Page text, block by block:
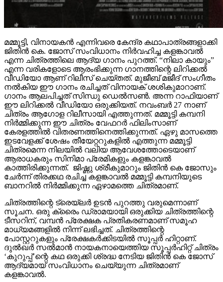
മമ്മൂട്ടി, വിനായകൻ എന്നിവരെ കേന്ദ്ര കഥാപാത്രങ്ങളാക്കി
ജിതിൻ കെ. ജോസ് സംവിധാനം നിർവഹിച്ച കളങ്കാവൽ
എന്ന ചിത്രത്തിലെ ആദ്യ ഗാനം പുറത്ത്. “നിലാ കായും”
എന്ന വരികളോടെ ആരംഭിക്കുന്ന ഗാനത്തിന്റെ ലിറിക്കൽ
വീഡിയോ ആണ് റിലീസ് ചെയ്തത്. മുജീബ് മജീദ് സംഗീതം
നൽകിയ ഈ ഗാനം രചിച്ചത് വിനായക് ശശികുമാറാണ്.
ഗാനം ആലപിച്ചത് സിന്ധു ഡെൽസൺ. അന്ന റാഫിയാണ്
ഈ ലിറിക്കൽ വീഡിയോ ഒരുക്കിയത്. നവംബർ 27 നാണ്
ചിത്രം ആഗോള റിലീസായി എത്തുന്നത്. മമ്മൂട്ടി കമ്പനി
നിർമ്മിക്കുന്ന ഈ ചിത്രം വേഫറർ ഫിലിംസാണ്
കേരളത്തിൽ വിതരണത്തിനെത്തിക്കുന്നത്. ഏഴു മാസത്തെ
ഇടവേളക്ക് ശേഷം തീയേറ്ററുകളിൽ എത്തുന്ന മമ്മൂട്ടി
ചിത്രമെന്ന നിലയിൽ വലിയ ആവേശത്തോടെയാണ്
ആരാധകരും സിനിമാ പ്രേമികളും കളങ്കാവൽ
കാത്തിരിക്കുന്നത്. ജിഷ്ണു ശ്രീകുമാറും ജിതിൻ കെ ജോസും
ചേർന്ന് തിരക്കഥ രചിച്ച കളങ്കാവൽ മമ്മൂട്ടി കമ്പനിയുടെ
ബാനറിൽ നിർമ്മിക്കുന്ന ഏഴാമത്തെ ചിത്രമാണ്.
ചിത്രത്തിന്റെ ട്രെയ്‌ലർ ഉടൻ പുറത്തു വരുമെന്നാണ്
സൂചന. ഒരു ക്രൈം ഡ്രാമയായി ഒരുക്കിയ ചിത്രത്തിന്റെ
ടീസറിന്, വമ്പൻ പ്രേക്ഷക പ്രതികരണമാണ് സമൂഹ
മാധ്യമങ്ങളിൽ നിന്ന് ലഭിച്ചത്. ചിത്രത്തിന്റെ
പോസ്റ്ററുകളും പ്രേക്ഷകർക്കിടയിൽ സൂപ്പർ ഹിറ്റാണ്.
ദുൽഖർ സൽമാൻ നായകനായെത്തിയ സൂപ്പർഹിറ്റ് ചിത്രം
‘കുറുപ്പ്’ന്റെ കഥ ഒരുക്കി ശ്രദ്ധ നേടിയ ജിതിൻ കെ ജോസ്
ആദ്യമായ് സംവിധാനം ചെയ്യുന്ന ചിത്രമാണ്
കളങ്കാവൽ.